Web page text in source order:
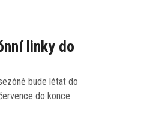
linky do
bude létat do
do konce